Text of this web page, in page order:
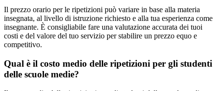
Il prezzo orario per le ripetizioni può variare in base alla materia
insegnata, al livello di istruzione richiesto e alla tua esperienza come
insegnante. È consigliabile fare una valutazione accurata dei tuoi
costi e del valore del tuo servizio per stabilire un prezzo equo e
competitivo.
Qual è il costo medio delle ripetizioni per gli studenti
delle scuole medie?